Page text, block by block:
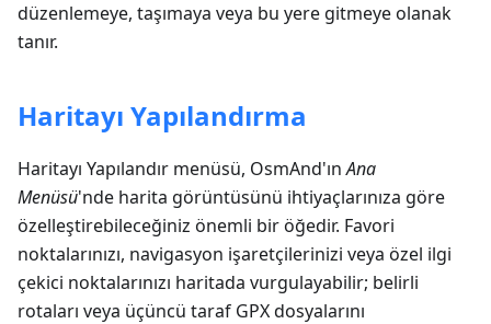
düzenlemeye, taşımaya veya bu yere gitmeye olanak
tanır.
Haritayı Yapılandırma
Haritayı Yapılandır menüsü, OsmAnd'ınAna
Menüsü'nde harita görüntüsünü ihtiyaçlarınıza göre
özelleştirebileceğiniz önemli bir öğedir. Favori
noktalarınızı, navigasyon işaretçilerinizi veya özel ilgi
çekici noktalarınızı haritada vurgulayabilir; belirli
rotaları veya üçüncü taraf GPX dosyalarını